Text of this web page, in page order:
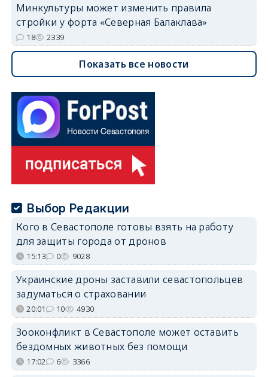
Минкультуры может изменить правила
стройки у форта «Северная Балаклава»
18 2339
Показать все новости
Выбор Редакции
Кого в Севастополе готовы взять на работу
для защиты города от дронов
15:13 0 9028
Украинские дроны заставили севастопольцев
задуматься о страховании
20:01 10 4930
Зооконфликт в Севастополе может оставить
бездомных животных без помощи
17:02 6 3366